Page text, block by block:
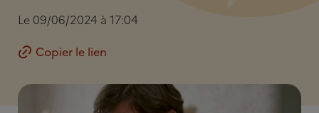
Le 09/06/2024 à 17:04
Copier le lien